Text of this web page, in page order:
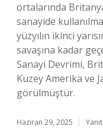
ortalarında
sanayide
yüzyılın ikinci
savaşına kadar
Sanayi Devrimi,
Kuzey Amerika ve
görülmüştür.
Haziran 29, 2025